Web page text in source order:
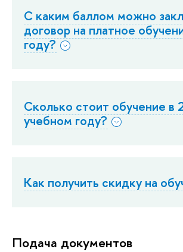
С каким баллом можно
договор на платное
году?
Сколько стоит обучение в
учебном году?
Как получить скидку на
Подача документов